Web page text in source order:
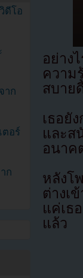
อย่าง
ความ
สบาย
เธอยั
และส
อนาค
หลังโ
ต่างเ
แค่เธ
แล้ว
ดีโอ
าก
ตอร์
ก